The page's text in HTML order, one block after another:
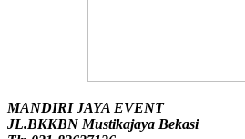
MANDIRI JAYA EVENT
JL.BKKBN Mustikajaya Bekasi